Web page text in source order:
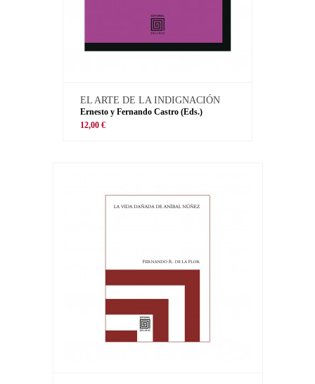
EL ARTE DE LA INDIGNACIÓN
Ernesto y Fernando Castro (Eds.)
12,00 €